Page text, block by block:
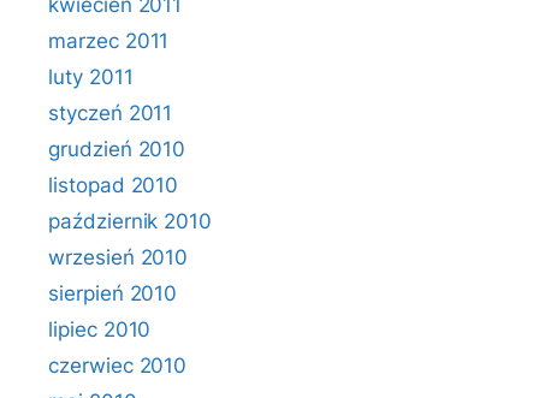
kwiecień 2011
marzec 2011
luty 2011
styczeń 2011
grudzień 2010
listopad 2010
październik 2010
wrzesień 2010
sierpień 2010
lipiec 2010
czerwiec 2010